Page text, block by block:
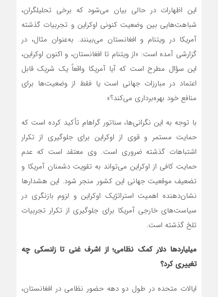
این اظهارات در حالی بیان می‌شود که برخی تحلیلگران،
شباهت‌هایی بین وضعیت کنونی اوکراین و تجربیات گذشته
آمریکا در ویتنام و افغانستان می‌بینند. به‌عنوان مثال، در
گزارشی آمده است: «از ویتنام تا افغانستان، و اکنون اوکراین،
این سؤال مطرح است که آیا آمریکا واقعاً یک شریک قابل
اعتماد در مبارزات جهانی است یا فقط از وضعیت‌ها برای
منافع خود بهره‌برداری می‌کند؟»
با توجه به این نگرانی‌ها، سناتور گراهام تأکید کرده است که
حمایت مستمر و قوی از اوکراین برای جلوگیری از تکرار
اشتباهات گذشته ضروری است. وی معتقد است که عدم
حمایت کافی از اوکراین می‌تواند به تقویت دشمنان آمریکا و
تضعیف موقعیت جهانی این کشور منجر شود. این هشدارها
نشان‌دهنده اهمیت استراتژیک اوکراین و لزوم بازنگری در
سیاست‌های خارجی آمریکا برای جلوگیری از تکرار تجربیات
تلخ گذشته است.
میلیاردها دلار کمک نظامی؛ از اشرف غنی تا زلنسکی چه
تغییری کرد؟
ایالات متحده در طول دو دهه حضور نظامی در افغانستان،